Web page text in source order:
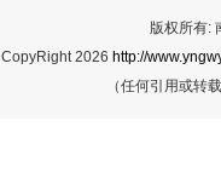
版权所有:
CopyRight 2026 http://
（任何引用或转